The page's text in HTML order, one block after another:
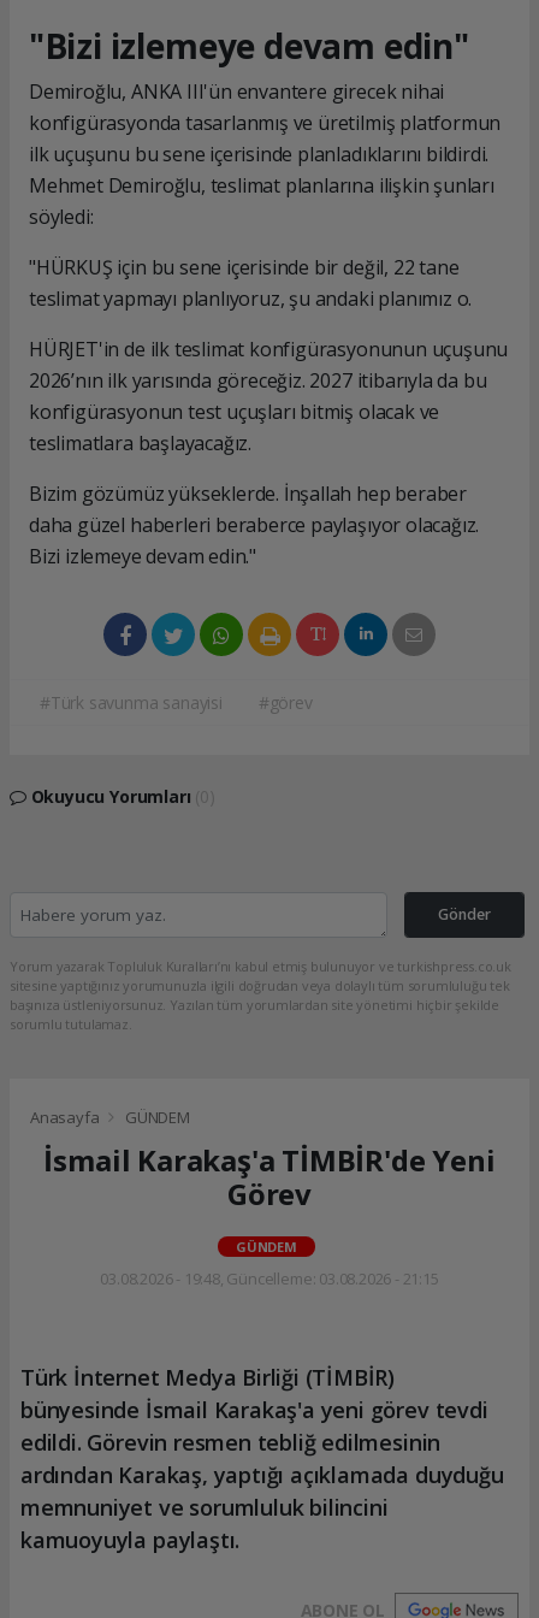
⁠"Bizi izlemeye devam edin"
Demiroğlu, ANKA III'ün envantere girecek nihai
konfigürasyonda tasarlanmış ve üretilmiş platformun
ilk uçuşunu bu sene içerisinde planladıklarını bildirdi.
Mehmet Demiroğlu, teslimat planlarına ilişkin şunları
söyledi:
"HÜRKUŞ için bu sene içerisinde bir değil, 22 tane
teslimat yapmayı planlıyoruz, şu andaki planımız o.
HÜRJET'in de ilk teslimat konfigürasyonunun uçuşunu
2026’nın ilk yarısında göreceğiz. 2027 itibarıyla da bu
konfigürasyonun test uçuşları bitmiş olacak ve
teslimatlara başlayacağız.
Bizim gözümüz yükseklerde. İnşallah hep beraber
daha güzel haberleri beraberce paylaşıyor olacağız.
Bizi izlemeye devam edin."
#Türk savunma sanayisi #görev
Okuyucu Yorumları (0)
Gönder
Yorum yazarak Topluluk Kuralları’nı kabul etmiş bulunuyor ve turkishpress.co.uk
sitesine yaptığınız yorumunuzla ilgili doğrudan veya dolaylı tüm sorumluluğu tek
başınıza üstleniyorsunuz. Yazılan tüm yorumlardan site yönetimi hiçbir şekilde
sorumlu tutulamaz.
Anasayfa GÜNDEM
İsmail Karakaş'a TİMBİR'de Yeni
Görev
GÜNDEM
03.08.2026 - 19:48, Güncelleme: 03.08.2026 - 21:15
Türk İnternet Medya Birliği (TİMBİR)
bünyesinde İsmail Karakaş'a yeni görev tevdi
edildi. Görevin resmen tebliğ edilmesinin
ardından Karakaş, yaptığı açıklamada duyduğu
memnuniyet ve sorumluluk bilincini
kamuoyuyla paylaştı.
ABONE OL